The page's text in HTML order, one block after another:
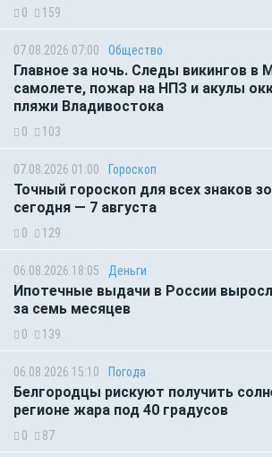
0 159
07.08.2026 07:00 Общество
Главное за ночь. Следы викингов
самолете, пожар на НПЗ и акулы
пляжи Владивостока
0 103
07.08.2026 01:00 Гороскоп
Точный гороскоп для всех знаков
сегодня — 7 августа
0 129
06.08.2026 18:05 Деньги
Ипотечные выдачи в России
за семь месяцев
0 139
06.08.2026 15:10 Погода
Белгородцы рискуют получить
регионе жара под 40 градусов
0 87